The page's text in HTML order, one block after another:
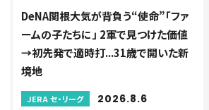
DeNA関根大気が背負う“使命”「ファ
ームの子たちに」 2軍で見つけた価値
→初先発で適時打...31歳で開いた新
境地
JERA セ・リーグ 2026.8.6